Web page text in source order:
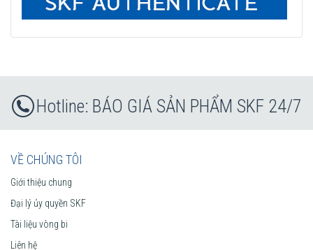
BÁO GIÁ SẢN PHẨM SKF 24/7
VỀ CHÚNG TÔI
Giới thiệu chung
Đại lý ủy quyền SKF
Tài liệu vòng bi
Liên hệ